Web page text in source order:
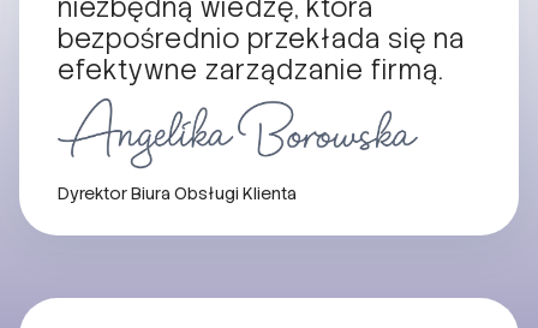
niezbędną wiedzę, która
bezpośrednio przekłada się na
efektywne zarządzanie firmą.
Dyrektor Biura Obsługi Klienta